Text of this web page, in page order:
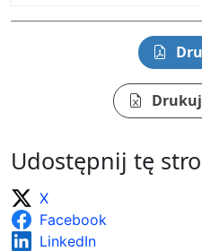
Udostępnij tę
X
Facebook
LinkedIn